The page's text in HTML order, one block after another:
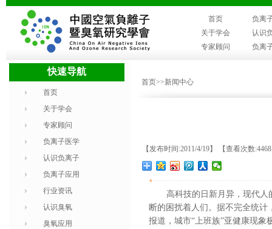
首页
负离
关于学会
认识
专家顾问
负离
快速导航
首页
关于学会
专家顾问
负离子医学
认识负离子
负离子应用
行业资讯
认识臭氧
臭氧应用
首页>>新闻中心
【发布时间:2011/4/19】 【查看次数
+
高科技的日新月异，现代
断的困扰着人们。据不完全统计
报道，城市“上班族”亚健康现象